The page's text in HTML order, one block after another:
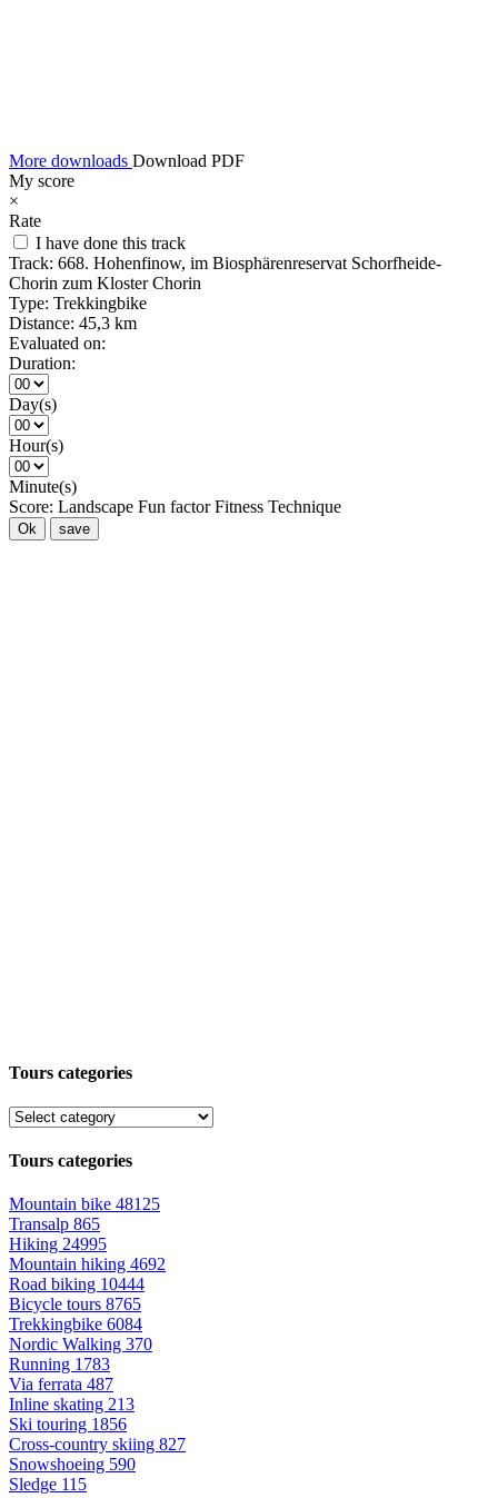
More downloads Download PDF
My score
×
Rate
I have done this track
Track: 668. Hohenfinow, im Biosphärenreservat Schorfheide-
Chorin zum Kloster Chorin
Type: Trekkingbike
Distance: 45,3 km
Evaluated on:
Duration:
Day(s)
Hour(s)
Minute(s)
Score: Landscape Fun factor Fitness Technique
Ok save
Tours categories
Tours categories
Mountain bike 48125
Transalp 865
Hiking 24995
Mountain hiking 4692
Road biking 10444
Bicycle tours 8765
Trekkingbike 6084
Nordic Walking 370
Running 1783
Via ferrata 487
Inline skating 213
Ski touring 1856
Cross-country skiing 827
Snowshoeing 590
Sledge 115